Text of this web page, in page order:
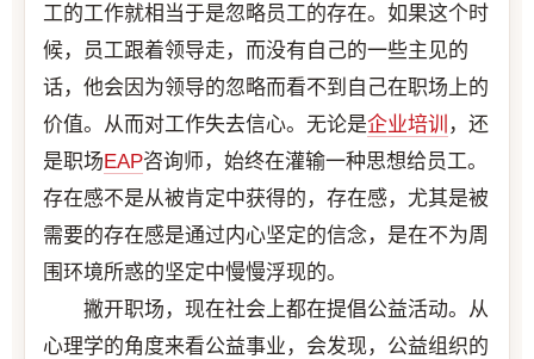
工的工作就相当于是忽略员工的存在。如果这个时
候，员工跟着领导走，而没有自己的一些主见的
话，他会因为领导的忽略而看不到自己在职场上的
价值。从而对工作失去信心。无论是企业培训 ，还
是职场EAP咨询师，始终在灌输一种思想给员工。
存在感不是从被肯定中获得的，存在感，尤其是被
需要的存在感是通过内心坚定的信念，是在不为周
围环境所惑的坚定中慢慢浮现的。
撇开职场，现在社会上都在提倡公益活动。从
心理学的角度来看公益事业，会发现，公益组织的